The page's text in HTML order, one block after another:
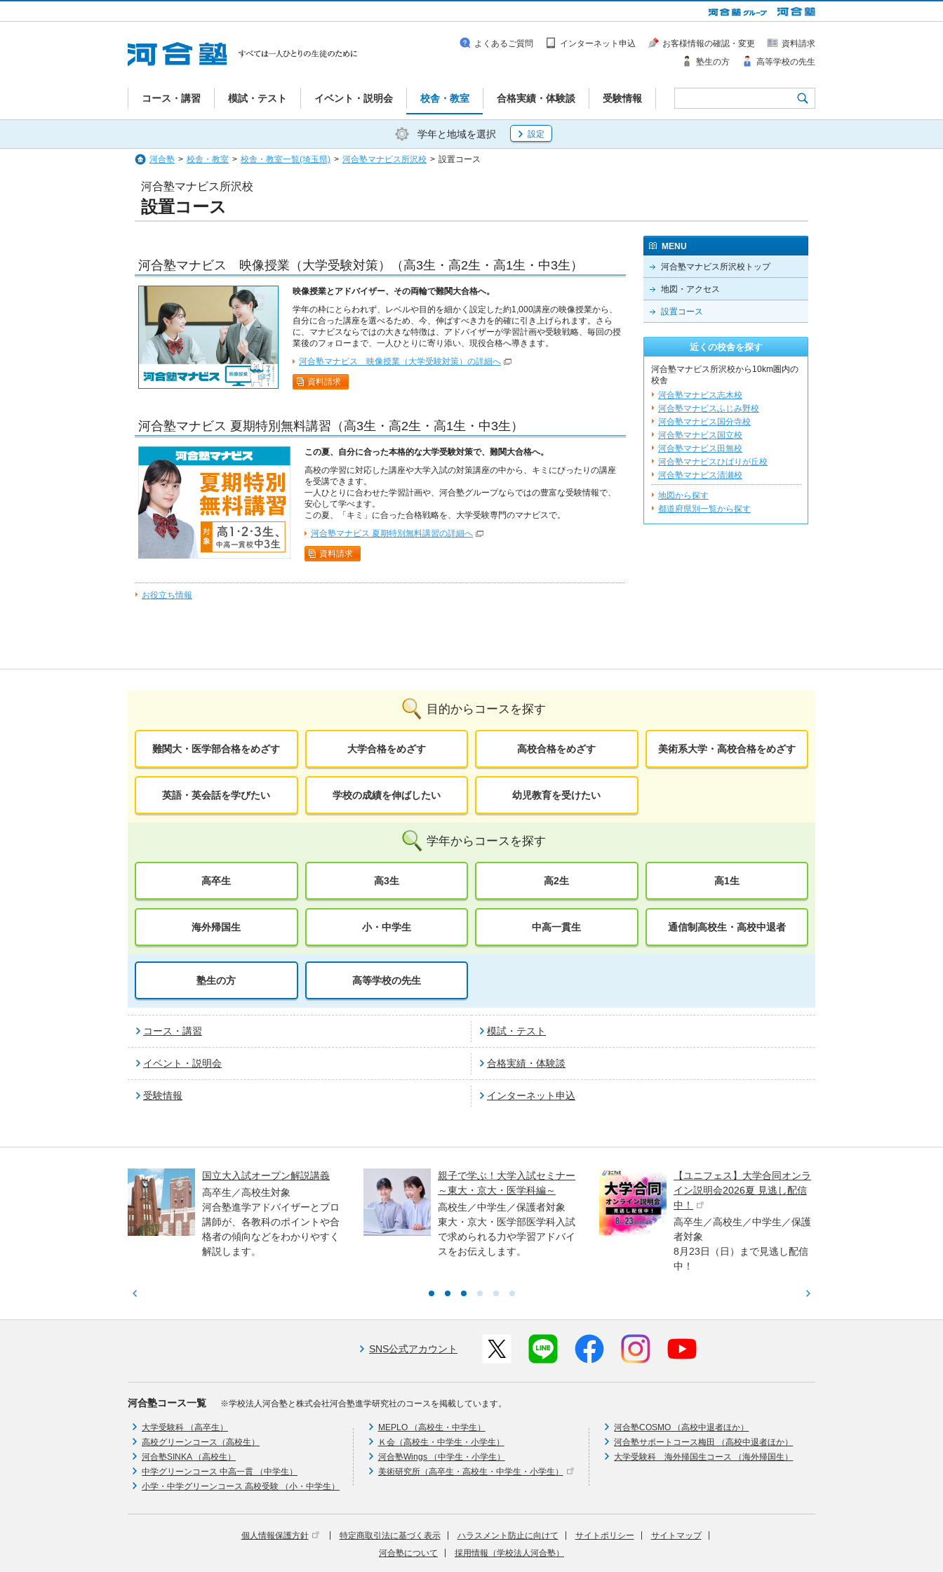
コース・講習 模試・テスト イベント・説明会 校舎・教室 合格実績・体験談 受験情報
よくあるご質問 インターネット申込 お客様情報の確認・変更
資料請求
塾生の方
高等学校の先生
学年と地域を選択 設定
河合塾 > 校舎・教室 > 校舎・教室一覧(埼玉県) > 河合塾マナビス所沢校 > 設置コース
設置コース
河合塾マナビス所沢校
河合塾マナビス 映像授業（大学受験対策）（高3生・高2生・高1生・中3生）
映像授業とアドバイザー、その両輪で難関大合格へ。
学年の枠にとらわれず、レベルや目的を細かく設定した約1,000講座の映像授業から、
自分に合った講座を選べるため、今、伸ばすべき力を的確に引き上げられます。さら
に、マナビスならではの大きな特徴は、アドバイザーが学習計画や受験戦略、毎回の授
業後のフォローまで、一人ひとりに寄り添い、現役合格へ導きます。
河合塾マナビス 映像授業（大学受験対策）の詳細へ
資料請求
河合塾マナビス 夏期特別無料講習（高3生・高2生・高1生・中3生）
この夏、自分に合った本格的な大学受験対策で、難関大合格へ。
高校の学習に対応した講座や大学入試の対策講座の中から、キミにぴったりの講座
を受講できます。
一人ひとりに合わせた学習計画や、河合塾グループならではの豊富な受験情報で、
安心して学べます。
この夏、「キミ」に合った合格戦略を、大学受験専門のマナビスで。
河合塾マナビス 夏期特別無料講習の詳細へ
資料請求
お役立ち情報
MENU
河合塾マナビス所沢校トップ
地図・アクセス
設置コース
近くの校舎を探す
河合塾マナビス所沢校から10km圏内の
校舎
河合塾マナビス志木校
河合塾マナビスふじみ野校
河合塾マナビス国分寺校
河合塾マナビス国立校
河合塾マナビス田無校
河合塾マナビスひばりが丘校
河合塾マナビス清瀬校
地図から探す
都道府県別一覧から探す
目的からコースを探す
難関大・医学部合格をめざす 大学合格をめざす 高校合格をめざす 美術系大学・高校合格をめざす
英語・英会話を学びたい 学校の成績を伸ばしたい 幼児教育を受けたい
学年からコースを探す
高卒生 高3生 高2生 高1生
海外帰国生 小・中学生 中高一貫生 通信制高校生・高校中退者
塾生の方 高等学校の先生
コース・講習 模試・テスト
イベント・説明会 合格実績・体験談
受験情報 インターネット申込
国立大入試オープン解説講義
高卒生／高校生対象
河合塾進学アドバイザーとプロ
講師が、各教科のポイントや合
格者の傾向などをわかりやすく
解説します。
親子で学ぶ！大学入試セミナー
～東大・京大・医学科編～
高校生／中学生／保護者対象
東大・京大・医学部医学科入試
で求められる力や学習アドバイ
スをお伝えします。
【ユニフェス】大学合同オンラ
イン説明会2026夏 見逃し配信
中！
高卒生／高校生／中学生／保護
者対象
8月23日（日）まで見逃し配信
中！
SNS公式アカウント
河合塾コース一覧 ※学校法人河合塾と株式会社河合塾進学研究社のコースを掲載しています。
大学受験科 （高卒生）
高校グリーンコース（高校生）
河合塾SINKA （高校生）
中学グリーンコース 中高一貫 （中学生）
小学・中学グリーンコース 高校受験 （小・中学生）
MEPLO （高校生・中学生）
Ｋ会（高校生・中学生・小学生）
河合塾Wings （中学生・小学生）
美術研究所（高卒生・高校生・中学生・小学生）
河合塾COSMO （高校中退者ほか）
河合塾サポートコース梅田 （高校中退者ほか）
大学受験科 海外帰国生コース （海外帰国生）
個人情報保護方針 特定商取引法に基づく表示 ハラスメント防止に向けて サイトポリシー
サイトマップ
河合塾について
採用情報（学校法人河合塾）